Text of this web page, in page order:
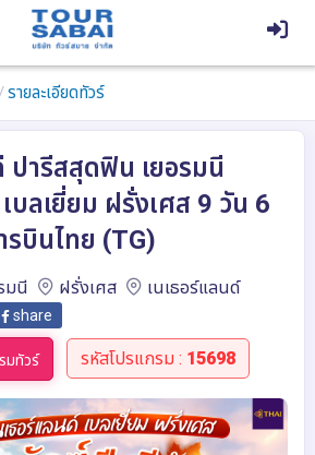
รายละเอียดทัวร์
ปารีสสุดฟิน เยอรมนี
บลเยี่ยม ฝรั่งเศส 9 วัน 6
รบินไทย (TG)
มนี ฝรั่งเศส
เนเธอร์แลนด์
share
มทัวร์ รหัสโปรแกรม : 15698